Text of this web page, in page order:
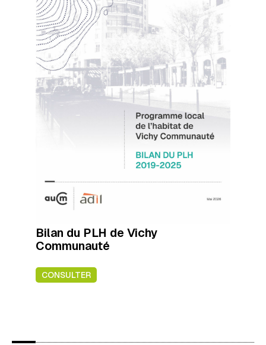
Bilan du PLH de Vichy
Communauté
CONSULTER